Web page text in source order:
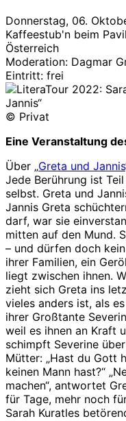
Donnerstag, 06.
Kaffeestub'n beim
Österreich
Moderation: Dagmar
Eintritt: frei
© Privat
Eine Veranstaltung
Über „Greta und Jannis
Jede Berührung ist
selbst. Greta und
Jannis Greta
darf, war sie
mitten auf den Mund.
– und dürfen doch
ihrer Familien, ein
liegt zwischen ihnen.
zieht sich Greta ins
vieles anders ist, als
ihrer Großtante
weil es ihnen an Kraft
schimpft Severine
Mütter: „Hast du Gott
keinen Mann hast?“
machen“, antwortet
für Tage, mehr noch
Sarah Kuratles